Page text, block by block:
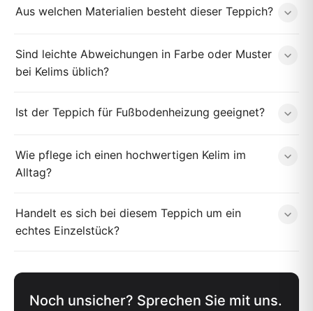
Aus welchen Materialien besteht dieser Teppich?
Sind leichte Abweichungen in Farbe oder Muster
bei Kelims üblich?
Ist der Teppich für Fußbodenheizung geeignet?
Wie pflege ich einen hochwertigen Kelim im
Alltag?
Handelt es sich bei diesem Teppich um ein
echtes Einzelstück?
Noch unsicher? Sprechen Sie mit uns.